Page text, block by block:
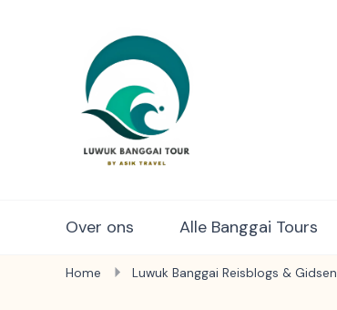
Over ons Alle Banggai Tours
Home Luwuk Banggai Reisblogs & Gidsen